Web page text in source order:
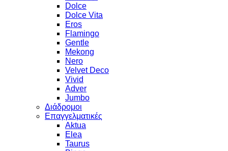
Dolce
Dolce Vita
Eros
Flamingo
Gentle
Mekong
Nero
Velvet Deco
Vivid
Adver
Jumbo
Διάδρομοι
Επαγγελματικές
Aktua
Elea
Taurus